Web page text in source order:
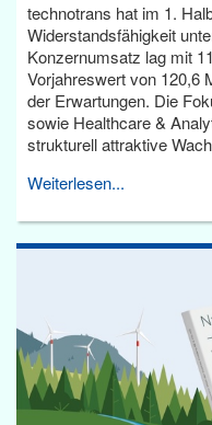
technotrans hat im 1.
Widerstandsfähigkeit
Konzernumsatz lag mit
Vorjahreswert von 120,6
der Erwartungen. Die
sowie Healthcare &
strukturell attraktive
Weiterlesen...